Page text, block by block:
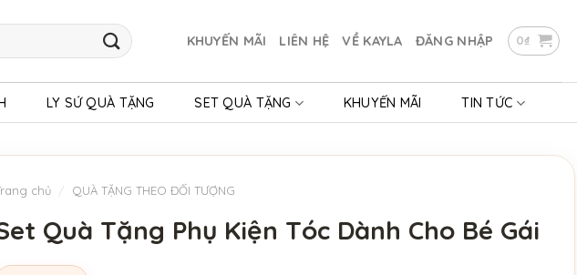
KHUYẾN MÃI LIÊN HỆ VỀ KAYLA ĐĂNG NHẬP 0₫
LY SỨ QUÀ TẶNG SET QUÀ TẶNG KHUYẾN MÃI TIN TỨC
chủ / QUÀ TẶNG THEO ĐỐI TƯỢNG
Quà Tặng Phụ Kiện Tóc Dành Cho Bé Gái